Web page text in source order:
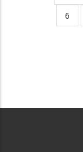
page
Page
6